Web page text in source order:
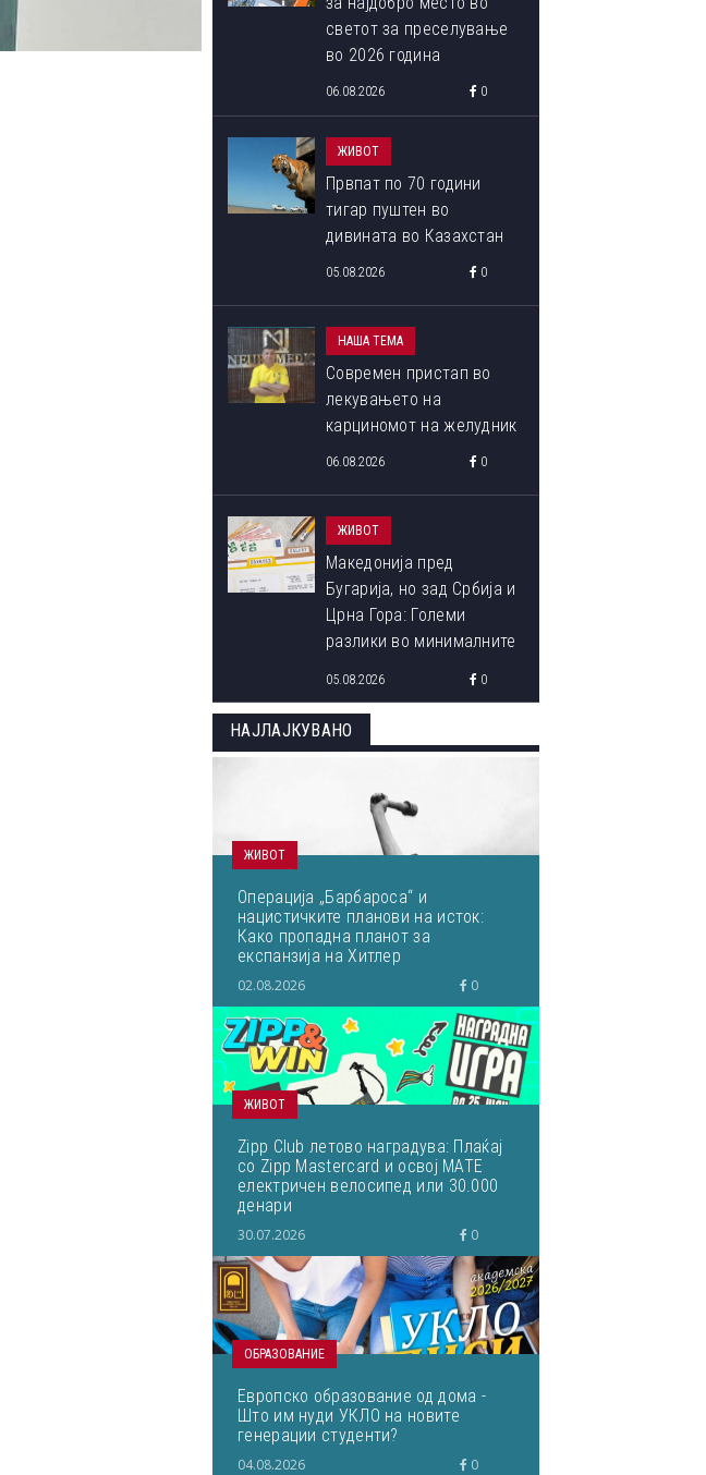
светот за преселување
во 2026 година
06.08.2026 0
ЖИВОТ
Првпат по 70 години
тигар пуштен во
дивината во Казахстан
05.08.2026 0
НАША ТЕМА
Современ пристап во
лекувањето на
карциномот на желудник
06.08.2026 0
ЖИВОТ
Македонија пред
Бугарија, но зад Србија и
Црна Гора: Големи
разлики во минималните
05.08.2026 0
НАЈЛАЈКУВАНО
ЖИВОТ
Операција „Барбароса“ и
нацистичките планови на исток:
Како пропадна планот за
експанзија на Хитлер
02.08.2026 0
ЖИВОТ
Zipp Club летово наградува: Плаќај
со Zipp Mastercard и освој МАТЕ
електричен велосипед или 30.000
денари
30.07.2026 0
ОБРАЗОВАНИЕ
Европско образование од дома -
Што им нуди УКЛО на новите
генерации студенти?
04.08.2026 0